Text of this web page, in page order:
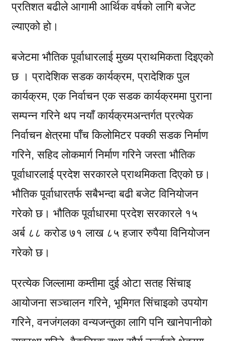
प्रतिशत बढीले आगामी आर्थिक वर्षको लागि बजेट
ल्याएको हो।
बजेटमा भौतिक पूर्वाधारलाई मुख्य प्राथमिकता दिइएको
छ । प्रादेशिक सडक कार्यक्रम, प्रादेशिक पुल
कार्यक्रम, एक निर्वाचन एक सडक कार्यक्रममा पुराना
सम्पन्न गरिने थप नयाँ कार्यक्रमअन्तर्गत प्रत्येक
निर्वाचन क्षेत्रमा पाँच किलोमिटर पक्की सडक निर्माण
गरिने, सहिद लोकमार्ग निर्माण गरिने जस्ता भौतिक
पूर्वाधारलाई प्रदेश सरकारले प्राथमिकता दिएको छ।
भौतिक पूर्वाधारतर्फ सबैभन्दा बढी बजेट विनियोजन
गरेको छ। भौतिक पूर्वाधारमा प्रदेश सरकारले १५
अर्ब ८८ करोड ७१ लाख ८५ हजार रुपैया विनियोजन
गरेको छ।
प्रत्येक जिल्लामा कम्तीमा दुई ओटा सतह सिंचाइ
आयोजना सञ्चालन गरिने, भूमिगत सिंचाइको उपयोग
गरिने, वनजंगलका वन्यजन्तुका लागि पनि खानेपानीको